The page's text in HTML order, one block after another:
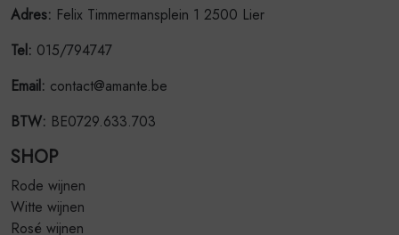
Adres: Felix Timmermansplein 1 2500 Lier
Tel: 015/794747
Email: contact@amante.be
BTW: BE0729.633.703
SHOP
Rode wijnen
Witte wijnen
Rosé wijnen